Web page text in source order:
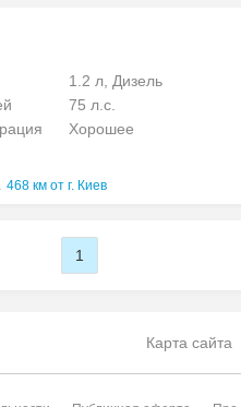
1.2 л, Дизель
75 л.с.
Хорошее
468 км от г. Киев
1
Карта сайта